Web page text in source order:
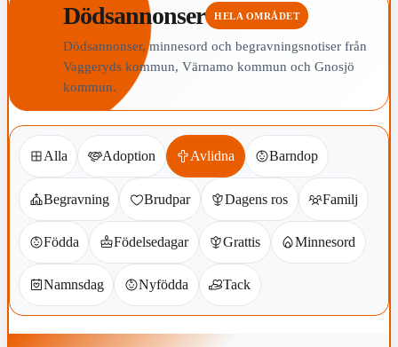
Dödsannonser HELA OMRÅDET
Dödsannonser, minnesord och begravningsnotiser från
Vaggeryds kommun, Värnamo kommun och Gnosjö
kommun.
Alla Adoption Avlidna Barndop
Begravning Brudpar Dagens ros Familj
Födda Födelsedagar Grattis Minnesord
Namnsdag Nyfödda Tack